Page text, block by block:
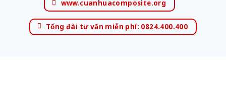
www.cuanhuacomposite.org
Tổng đài tư vấn miễn phí: 0824.400.400